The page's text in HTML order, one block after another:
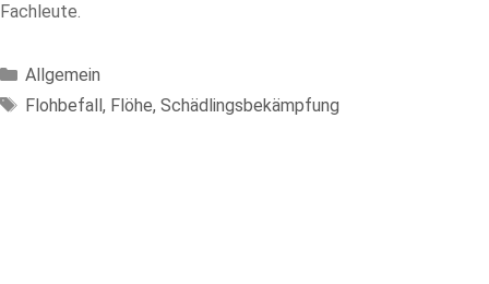
Fachleute.
Kategorien
Allgemein
Schlagwörter
Flohbefall, Flöhe, Schädlingsbekämpfung